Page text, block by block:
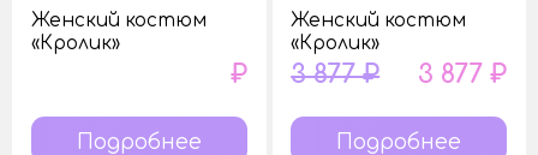
Женский костюм
«Кролик»
₽
Подробнее
Женский костюм
«Кролик»
3 877 ₽ 3 877 ₽
Подробнее